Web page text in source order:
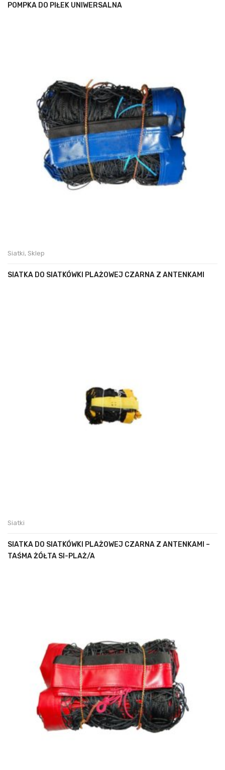
POMPKA DO PIŁEK UNIWERSALNA
Siatki, Sklep
SIATKA DO SIATKÓWKI PLAŻOWEJ CZARNA Z ANTENKAMI
Siatki
SIATKA DO SIATKÓWKI PLAŻOWEJ CZARNA Z ANTENKAMI –
TAŚMA ŻÓŁTA SI-PLAŻ/A